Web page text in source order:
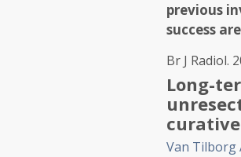
previous
success
Br J Radiol.
Long-
Van Tilborg